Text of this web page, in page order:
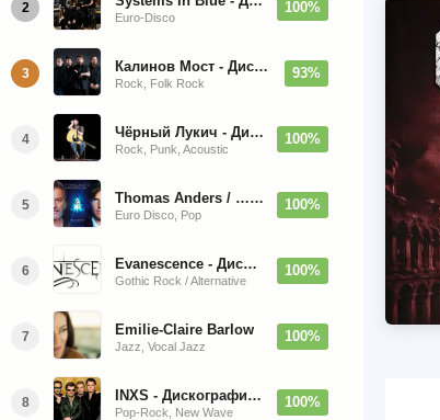
2
Euro-Disco
100%
3 Калинов Мост - Дискография (1986-2026)
Rock, Folk Rock
93%
4 Чёрный Лукич - Дискография (1987-2014)
Rock, Punk, Acoustic
100%
5 Thomas Anders / … Sings Modern Talking: The Best hi-res
Euro Disco, Pop
100%
6 Evanescence - Дискография (1998-2026)
Gothic Rock / Alternative
100%
7 Emilie-Claire Barlow
Jazz, Vocal Jazz
100%
8 INXS - Дискография (1981-2004)
Pop-Rock, New Wave
100%